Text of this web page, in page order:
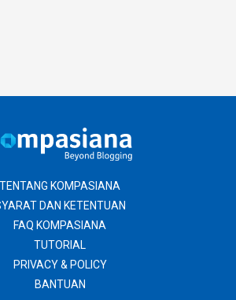
TENTANG KOMPASIANA
DAN KETENTUAN
FAQ KOMPASIANA
TUTORIAL
PRIVACY & POLICY
BANTUAN